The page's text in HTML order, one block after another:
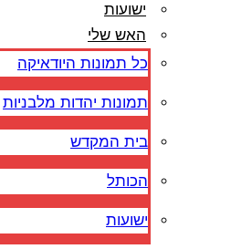
ישועות
האש שלי
כל תמונות היודאיקה
תמונות יהדות מלבניות
בית המקדש
הכותל
ישועות